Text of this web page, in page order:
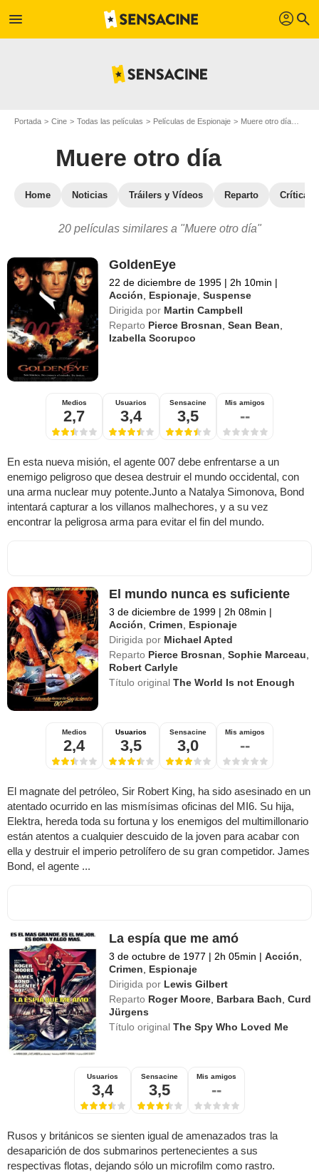
menu profil search
Portada Cine Todas las películas Películas de Espionaje Muere otro día
Muere otro día
Home Noticias Tráilers y Vídeos Reparto Críticas
20 películas similares a "Muere otro día"
GoldenEye
22 de diciembre de 1995 | 2h 10min |
Acción
Espionaje ,Suspense
Dirigida por Martin Campbell
Reparto Pierce Brosnan ,Sean Bean
Izabella Scorupco
Medios
2,7
Usuarios
3,4
Sensacine
3,5
Mis amigos
--
En esta nueva misión, el agente 007 debe enfrentarse a un
enemigo peligroso que desea destruir el mundo occidental, con
una arma nuclear muy potente.Junto a Natalya Simonova, Bond
intentará capturar a los villanos malhechores, y a su vez
encontrar la peligrosa arma para evitar el fin del mundo.
El mundo nunca es suficiente
3 de diciembre de 1999 | 2h 08min |
Acción ,Crimen
Espionaje
Dirigida por Michael Apted
Reparto Pierce Brosnan ,Sophie Marceau
Robert Carlyle
Título originalThe World Is not Enough
Medios
2,4
Usuarios
3,5
Sensacine
3,0
Mis amigos
--
El magnate del petróleo, Sir Robert King, ha sido asesinado en un
atentado ocurrido en las mismísimas oficinas del MI6. Su hija,
Elektra, hereda toda su fortuna y los enemigos del multimillonario
están atentos a cualquier descuido de la joven para acabar con
ella y destruir el imperio petrolífero de su gran competidor. James
Bond, el agente ...
La espía que me amó
3 de octubre de 1977 | 2h 05min | Acción
Crimen
Espionaje
Dirigida por Lewis Gilbert
Reparto Roger Moore Barbara Bach ,Curd
Jürgens
Título originalThe Spy Who Loved Me
Usuarios
3,4
Sensacine
3,5
Mis amigos
--
Rusos y británicos se sienten igual de amenazados tras la
desaparición de dos submarinos pertenecientes a sus
respectivas flotas, dejando sólo un microfilm como rastro.